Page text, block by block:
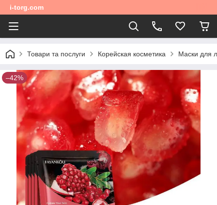
i-torg.com
Товари та послуги Корейская косметика Маски для
–42%